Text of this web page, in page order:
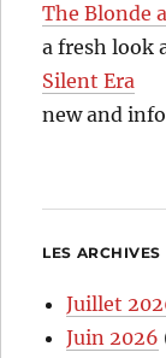
The Blonde
a fresh look
Silent Era
new and
LES ARCHIVES
Juillet
Juin 2026